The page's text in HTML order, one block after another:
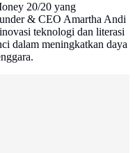
20/20 yang
& CEO Amartha Andi
teknologi dan literasi
dalam meningkatkan daya